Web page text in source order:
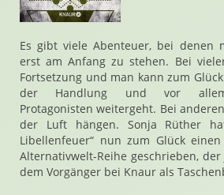
Es gibt viele Abenteuer, bei denen
erst am Anfang zu stehen. Bei
Fortsetzung und man kann zum
der Handlung und vor allem
Protagonisten weitergeht. Bei
der Luft hängen. Sonja Rüther
Libellenfeuer“ nun zum Glück
Alternativwelt-Reihe geschrieben,
dem Vorgänger bei Knaur als